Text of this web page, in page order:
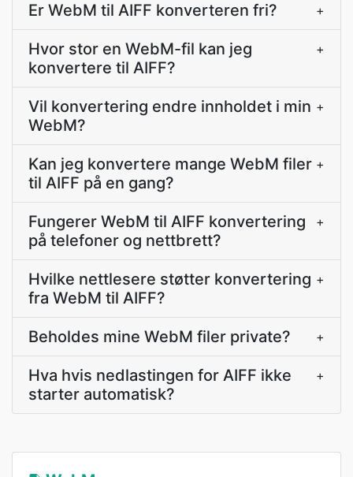
Er WebM til AIFF konverteren fri? +
Hvor stor en WebM-fil kan jeg
konvertere til AIFF?
+
Vil konvertering endre innholdet i min
WebM?
+
Kan jeg konvertere mange WebM filer
til AIFF på en gang?
+
Fungerer WebM til AIFF konvertering
på telefoner og nettbrett?
+
Hvilke nettlesere støtter konvertering
fra WebM til AIFF?
+
Beholdes mine WebM filer private? +
Hva hvis nedlastingen for AIFF ikke
starter automatisk?
+